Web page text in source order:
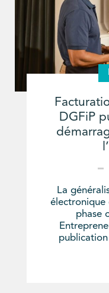
DGFiP
La
électronique
phase